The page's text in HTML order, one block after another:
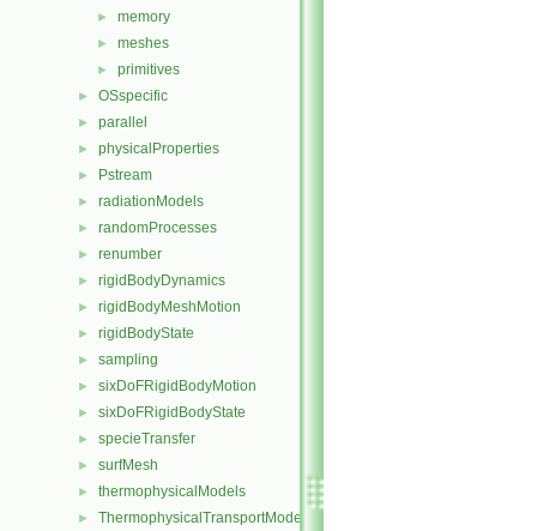
► memory
► meshes
► primitives
► OSspecific
► parallel
► physicalProperties
► Pstream
► radiationModels
► randomProcesses
► renumber
► rigidBodyDynamics
► rigidBodyMeshMotion
► rigidBodyState
► sampling
► sixDoFRigidBodyMotion
► sixDoFRigidBodyState
► specieTransfer
► surfMesh
► thermophysicalModels
► ThermophysicalTransportModels